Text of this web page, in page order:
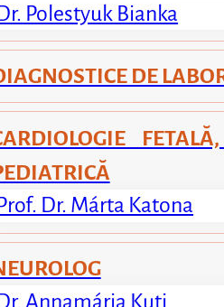
Polestyuk Bianka
DE
Dr. Márta Katona
Annamária Kuti